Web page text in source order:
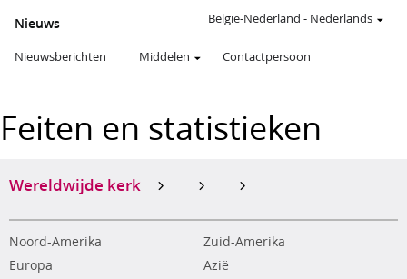
Nieuws
Nieuwsberichten Middelen Contactpersoon
België-Nederland - Nederlands
Feiten en statistieken
Wereldwijde kerk
Noord-Amerika
Zuid-Amerika
Europa
Azië